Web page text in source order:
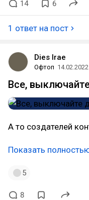
14 6
1 ответ на пост
Dies Irae
Офтоп 14.02.2022
Все,
А то создателей
Показать
5
8